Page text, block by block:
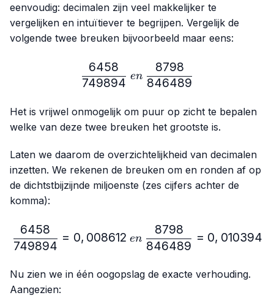
eenvoudig: decimalen zijn veel makkelijker te
vergelijken en intuïtiever te begrijpen. Vergelijk de
volgende twee breuken bijvoorbeeld maar eens:
\frac{6458}{749894} \
749894
6458
en 846489
8798
Het is vrijwel onmogelijk om puur op zicht te bepalen
welke van deze twee breuken het grootste is.
Laten we daarom de overzichtelijkheid van decimalen
inzetten. We rekenen de breuken om en ronden af op
de dichtstbijzijnde miljoenste (zes cijfers achter de
komma):
749894
6458
= 0, 008612 en 846489
8798
= 0, 010394
Nu zien we in één oogopslag de exacte verhouding.
Aangezien: